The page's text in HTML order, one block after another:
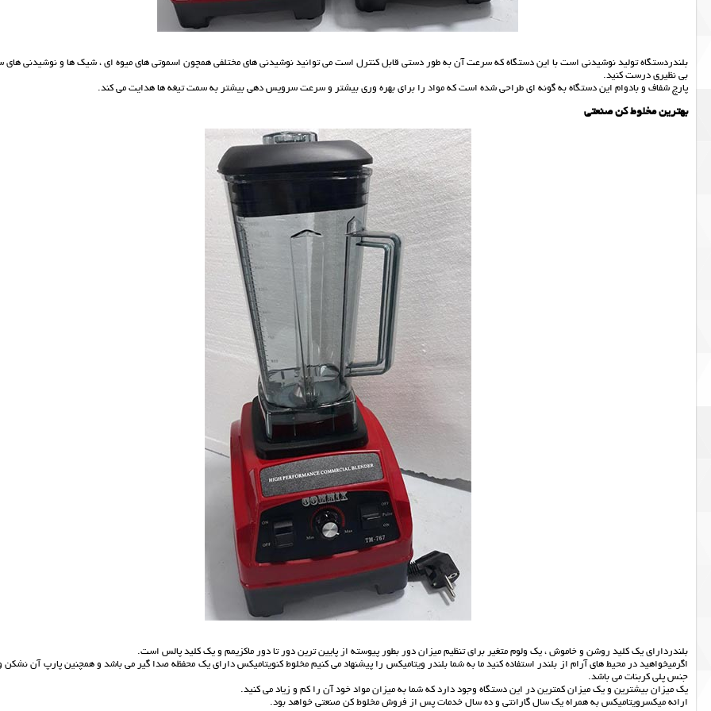
بلندردستگاه تولید نوشیدنی است با این دستگاه که سرعت آن به طور دستی قابل کنترل است می توانید نوشیدنی های مختلفی همچون اسموتی های میوه ای ، شیک ها و نوشیدنی های
بی نظیری درست کنید.
پارچ شفاف و بادوام این دستگاه به گونه ای طراحی شده است که مواد را برای بهره وری بیشتر و سرعت سرویس دهی بیشتر به سمت تیغه ها هدایت می کند.
بهترین مخلوط کن صنعتی
بلندردارای یک کلید روشن و خاموش ، یک ولوم متغیر برای تنظیم میزان دور بطور پیوسته از پایین ترین دور تا دور ماکزیمم و یک کلید پالس است.
اگرمیخواهید در محیط های آرام از بلندر استفاده کنید ما به شما بلندر ویتامیکس را پیشنهاد می کنیم مخلوط کنویتامیکس دارای یک محفظه صدا گیر می باشد و همچنین پارپ آن نشکن
جنس پلی کربنات می باشد.
یک میزان بیشترین و یک میزان کمترین در این دستگاه وجود دارد که شما به میزان مواد خود آن را کم و زیاد می کنید.
ارائه میکسرویتامیکس به همراه یک سال گارانتی و ده سال خدمات پس از فروش مخلوط کن صنعتی خواهد بود.